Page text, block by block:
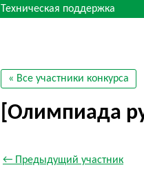
Техническая поддержка
« Все участники конкурса
[Олимпиада
← Предыдущий участник